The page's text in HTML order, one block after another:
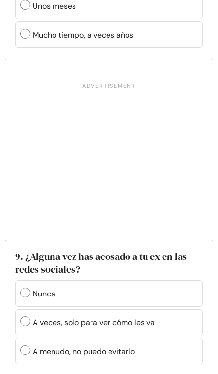
Unos meses
Mucho tiempo, a veces años
9. ¿Alguna vez has acosado a tu ex en las
redes sociales?
Nunca
A veces, solo para ver cómo les va
A menudo, no puedo evitarlo